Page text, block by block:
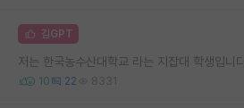
김GPT
저는 한국농수산대학교 라는 지잡대 학생입니다.
10 22 8331